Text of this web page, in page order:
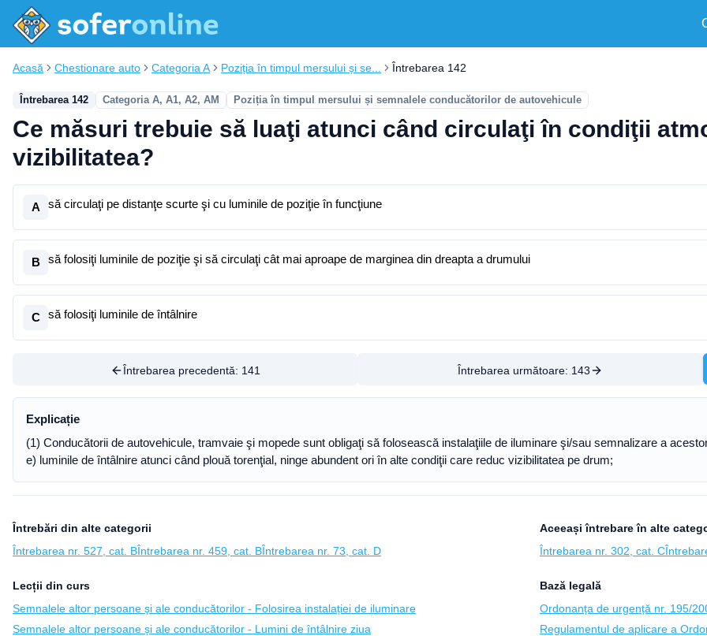
Acasă Chestionare auto Categoria A Poziția în timpul mersului și se... Întrebarea 142
Întrebarea 142 Categoria A, A1, A2, AM Poziția în timpul mersului și semnalele conducătorilor de autovehicule
Ce măsuri trebuie să luaţi atunci când circulaţi în condiţii
vizibilitatea?
A să circulaţi pe distanţe scurte şi cu luminile de poziţie în funcţiune
B să folosiţi luminile de poziţie şi să circulaţi cât mai aproape de marginea din dreapta a drumului
C să folosiţi luminile de întâlnire
Întrebarea precedentă: 141 Întrebarea următoare: 143
Explicație
(1) Conducătorii de autovehicule, tramvaie şi mopede sunt obligaţi să folosească instalaţiile de iluminare şi/sau semnalizare a
e) luminile de întâlnire atunci când plouă torenţial, ninge abundent ori în alte condiţii care reduc vizibilitatea pe drum;
Întrebări din alte categorii
Întrebarea nr. 527, cat. BÎntrebarea nr. 459, cat. BÎntrebarea nr. 73, cat. D
Aceeași întrebare în alte
Întrebarea nr. 302, cat. C
Lecții din curs
Semnalele altor persoane și ale conducătorilor - Folosirea instalației de iluminare
Semnalele altor persoane și ale conducătorilor - Lumini de întâlnire ziua
Bază legală
Ordonanța de urgență nr. 195/
Regulamentul de aplicare a